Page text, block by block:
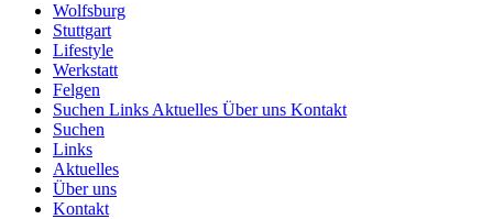
Wolfsburg
Stuttgart
Lifestyle
Werkstatt
Felgen
Suchen Links Aktuelles Über uns Kontakt
Suchen
Links
Aktuelles
Über uns
Kontakt